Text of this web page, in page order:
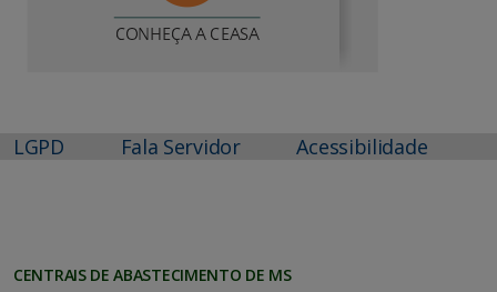
LGPD Fala Servidor Acessibilidade
CENTRAIS DE ABASTECIMENTO DE MS